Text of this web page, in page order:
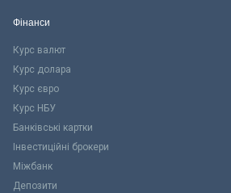
Фінанси
Курс валют
Курс долара
Курс євро
Курс НБУ
Банківські картки
Інвестиційні брокери
Міжбанк
Депозити